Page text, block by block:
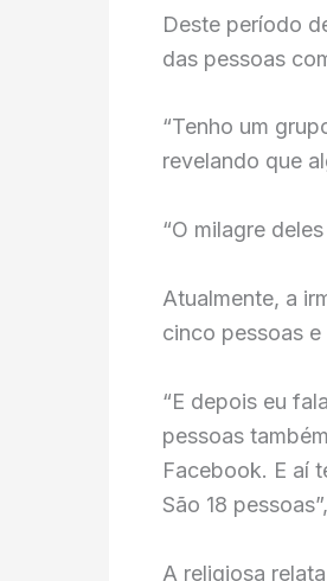
Deste período
das pessoas
“Tenho um
revelando que
“O milagre
Atualmente, a
cinco pessoas
“E depois eu
pessoas
Facebook. E aí
São 18
A religiosa